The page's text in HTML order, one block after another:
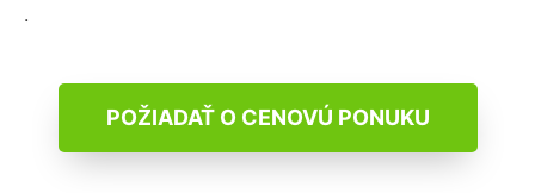
.
POŽIADAŤ O CENOVÚ PONUKU